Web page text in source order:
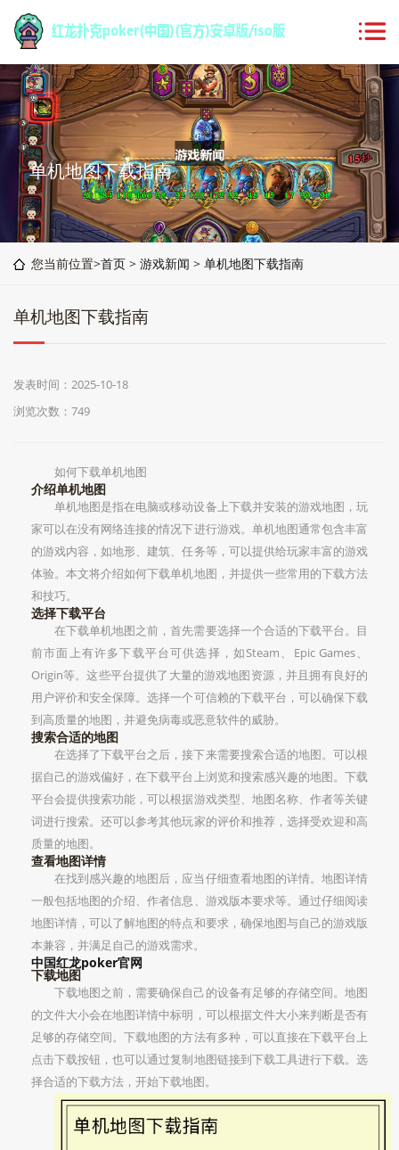
单机地图下载指南
您当前位置>首页 > 游戏新闻 > 单机地图下载指南
单机地图下载指南
发表时间：2025-10-18
浏览次数：749
如何下载单机地图
介绍单机地图
单机地图是指在电脑或移动设备上下载并安装的游戏地图，玩
家可以在没有网络连接的情况下进行游戏。单机地图通常包含丰富
的游戏内容，如地形、建筑、任务等，可以提供给玩家丰富的游戏
体验。本文将介绍如何下载单机地图，并提供一些常用的下载方法
和技巧。
选择下载平台
在下载单机地图之前，首先需要选择一个合适的下载平台。目
前市面上有许多下载平台可供选择，如Steam、Epic Games、
Origin等。这些平台提供了大量的游戏地图资源，并且拥有良好的
用户评价和安全保障。选择一个可信赖的下载平台，可以确保下载
到高质量的地图，并避免病毒或恶意软件的威胁。
搜索合适的地图
在选择了下载平台之后，接下来需要搜索合适的地图。可以根
据自己的游戏偏好，在下载平台上浏览和搜索感兴趣的地图。下载
平台会提供搜索功能，可以根据游戏类型、地图名称、作者等关键
词进行搜索。还可以参考其他玩家的评价和推荐，选择受欢迎和高
质量的地图。
查看地图详情
在找到感兴趣的地图后，应当仔细查看地图的详情。地图详情
一般包括地图的介绍、作者信息、游戏版本要求等。通过仔细阅读
地图详情，可以了解地图的特点和要求，确保地图与自己的游戏版
本兼容，并满足自己的游戏需求。
中国红龙poker官网
下载地图
下载地图之前，需要确保自己的设备有足够的存储空间。地图
的文件大小会在地图详情中标明，可以根据文件大小来判断是否有
足够的存储空间。下载地图的方法有多种，可以直接在下载平台上
点击下载按钮，也可以通过复制地图链接到下载工具进行下载。选
择合适的下载方法，开始下载地图。